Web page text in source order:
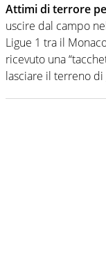
Attimi di terrore
uscire dal campo
Ligue 1 tra il
ricevuto una
lasciare il terreno di